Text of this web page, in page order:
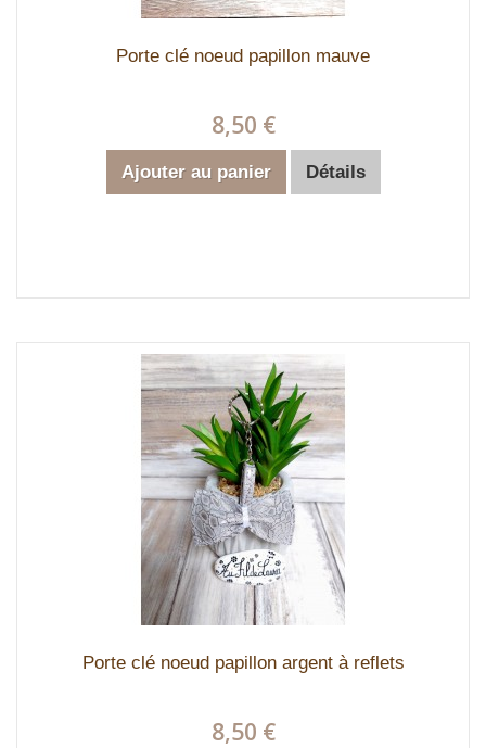
Porte clé noeud papillon mauve
8,50 €
Ajouter au panier Détails
Porte clé noeud papillon argent à reflets
8,50 €